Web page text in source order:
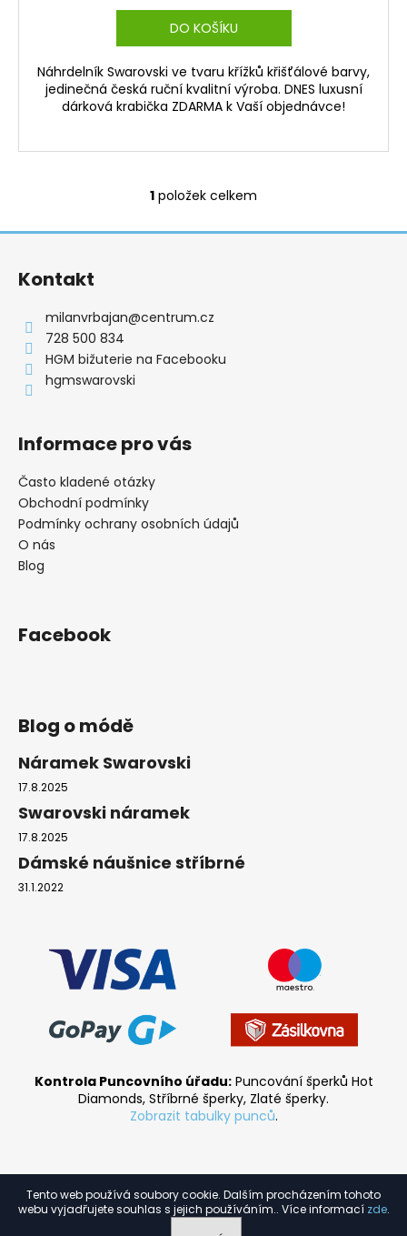
Tento web používá soubory cookie. Dalším procházením tohoto
webu vyjadřujete souhlas s jejich používáním.. Více informací zde.
DO KOŠÍKU
Náhrdelník Swarovski ve tvaru křížků křišťálové barvy,
jedinečná česká ruční kvalitní výroba. DNES luxusní
dárková krabička ZDARMA k Vaší objednávce!
O
v
c
p
i
1 položek celkem
Kontakt
milanvrbajan@centrum.cz
728 500 834
HGM bižuterie na Facebooku
hgmswarovski
Informace pro vás
Často kladené otázky
Obchodní podmínky
Podmínky ochrany osobních údajů
O nás
Blog
Facebook
Blog o módě
Náramek Swarovski
17.8.2025
Swarovski náramek
17.8.2025
Dámské náušnice stříbrné
31.1.2022
Kontrola Puncovního úřadu:Puncování šperků Hot
Diamonds, Stříbrné šperky, Zlaté šperky.
Zobrazit tabulky punců.
Vytvořil Shoptet